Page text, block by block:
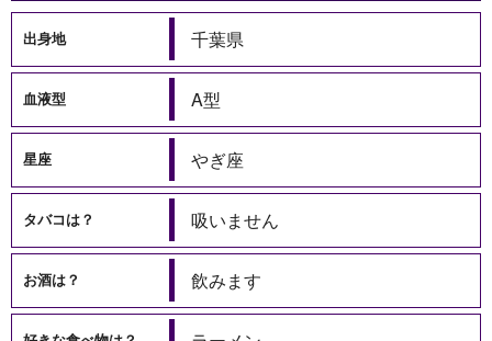
出身地 千葉県
血液型 A型
星座 やぎ座
タバコは？ 吸いません
お酒は？ 飲みます